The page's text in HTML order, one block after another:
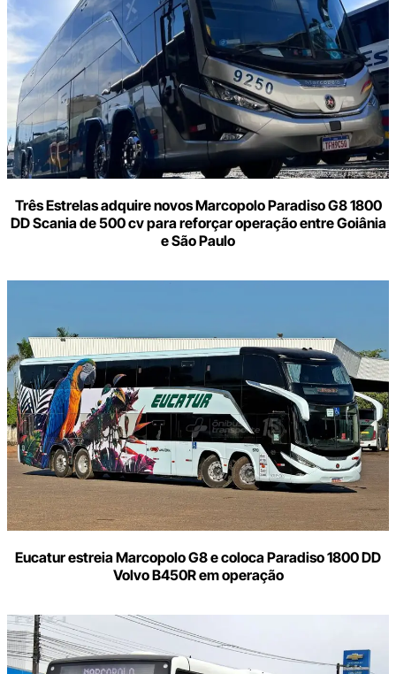
Três Estrelas adquire novos Marcopolo Paradiso G8 1800
DD Scania de 500 cv para reforçar operação entre Goiânia
e São Paulo
Eucatur estreia Marcopolo G8 e coloca Paradiso 1800 DD
Volvo B450R em operação
e-
mail